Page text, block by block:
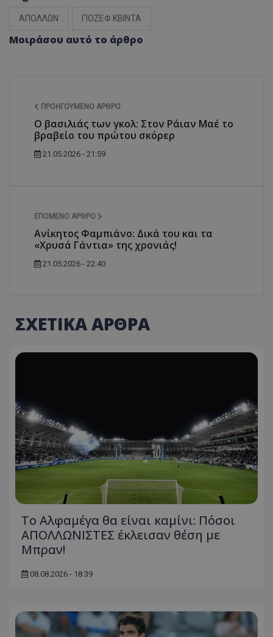
ΑΠΟΛΛΩΝ ΓΙΟΖΕΦ ΚΒΙΝΤΑ
Μοιράσου αυτό το άρθρο
ΠΡΟΗΓΟΎΜΕΝΟ ΆΡΘΡΟ
Ο βασιλιάς των γκολ: Στον Ράιαν Μαέ το
βραβείο του πρώτου σκόρερ
21.05.2026 - 21:59
ΕΠΌΜΕΝΟ ΆΡΘΡΟ
Ανίκητος Φαμπιάνο: Δικά του και τα
«Χρυσά Γάντια» της χρονιάς!
21.05.2026 - 22:40
ΣΧΕΤΙΚΑ ΑΡΘΡΑ
Το Αλφαμέγα θα είναι καμίνι: Πόσοι
ΑΠΟΛΛΩΝΙΣΤΕΣ έκλεισαν θέση με
Μπραν!
08.08.2026 - 18:39